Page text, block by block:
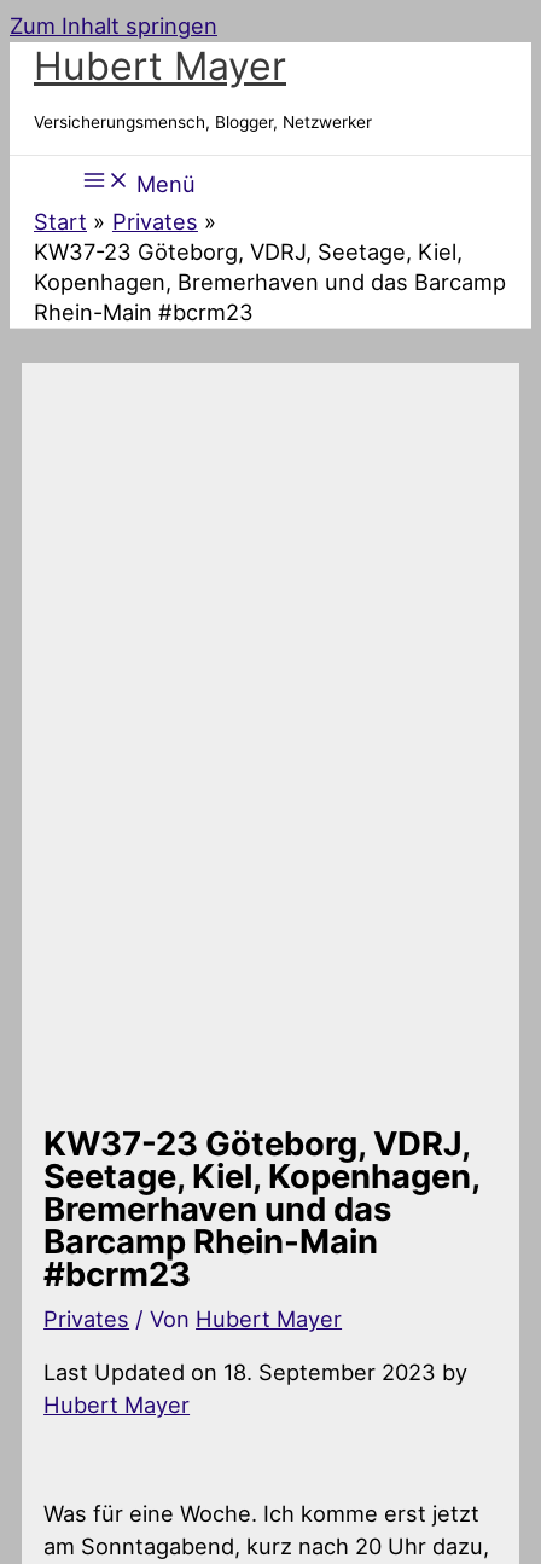
Zum Inhalt springen
Hubert Mayer
Versicherungsmensch, Blogger, Netzwerker
Menü
Start
Privates
KW37-23 Göteborg, VDRJ, Seetage, Kiel,
Kopenhagen, Bremerhaven und das Barcamp
Rhein-Main #bcrm23
KW37-23 Göteborg, VDRJ,
Seetage, Kiel, Kopenhagen,
Bremerhaven und das
Barcamp Rhein-Main
#bcrm23
Privates / Von Hubert Mayer
Last Updated on 18. September 2023 by
Hubert Mayer
Was für eine Woche. Ich komme erst jetzt
am Sonntagabend, kurz nach 20 Uhr dazu,